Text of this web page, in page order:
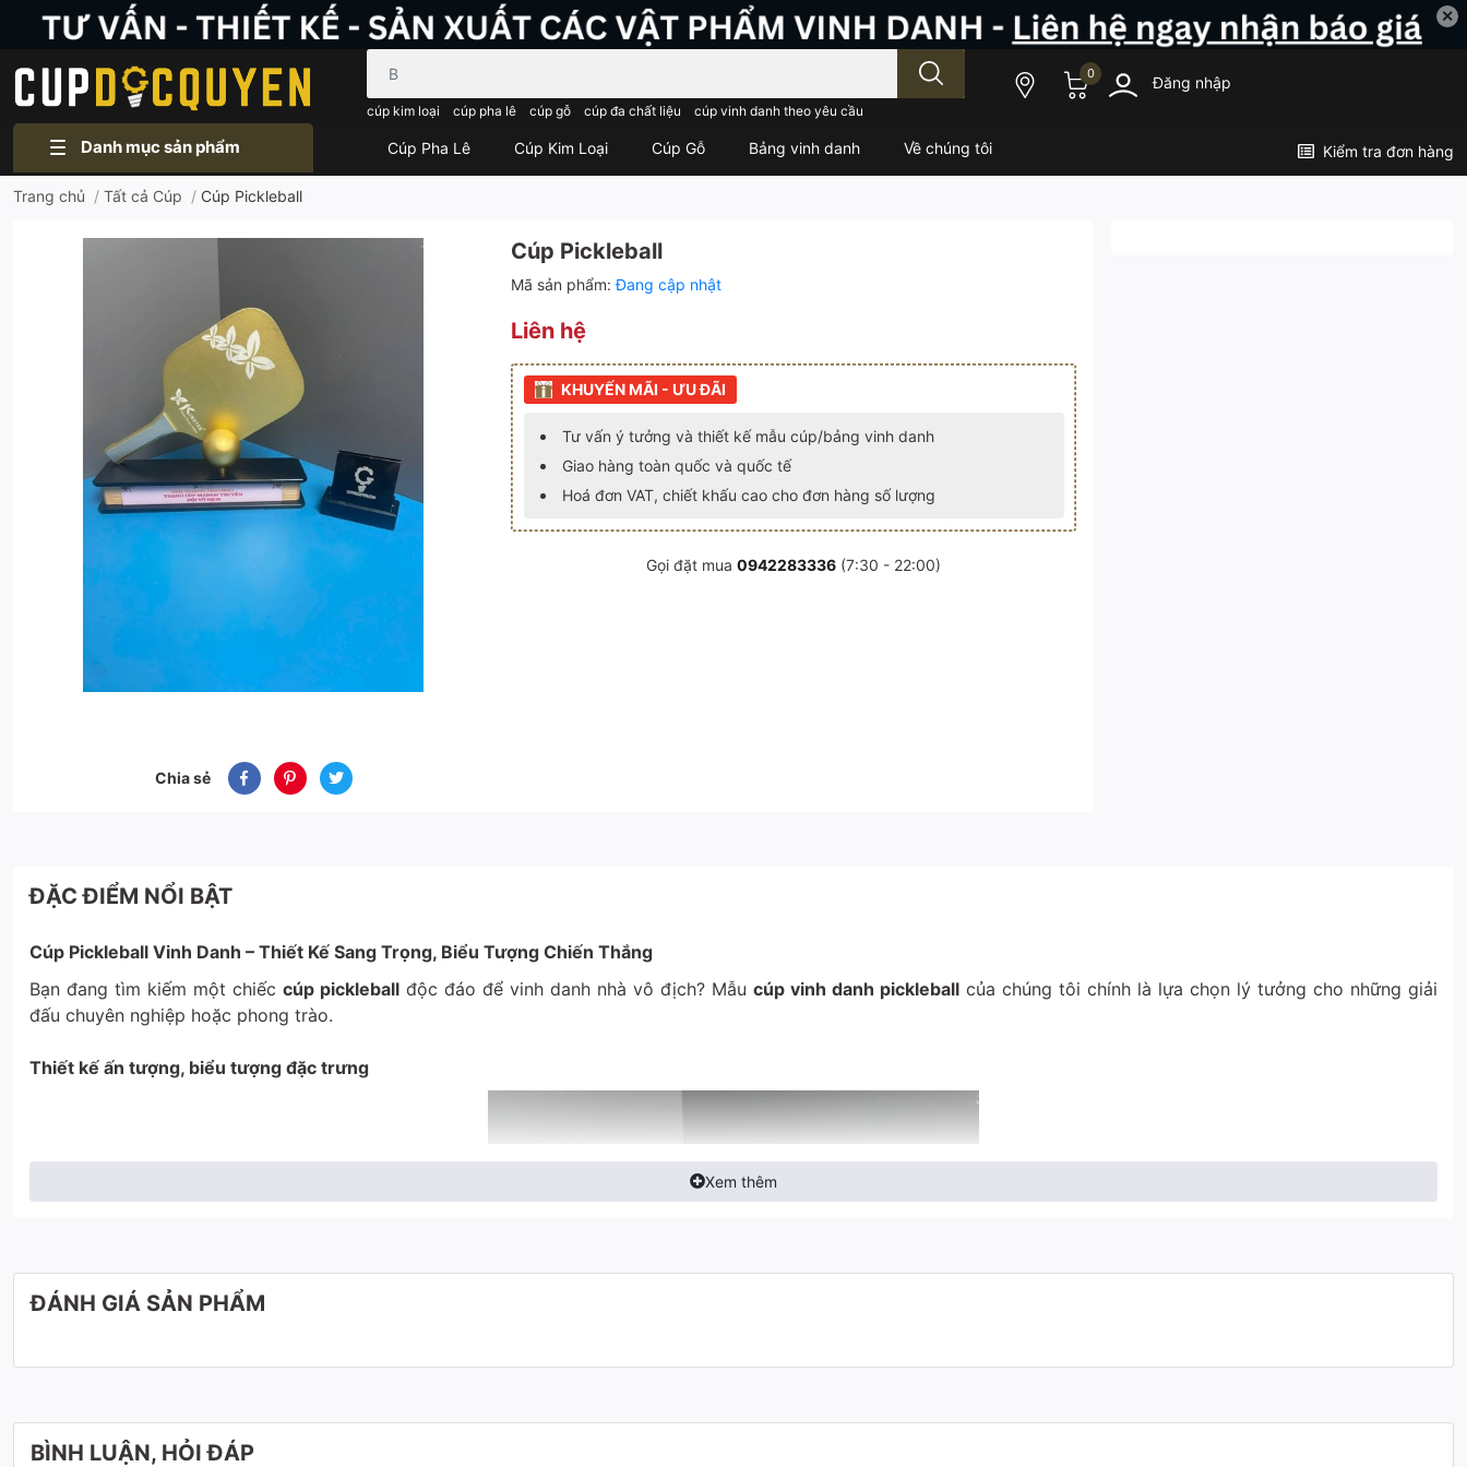
✕
cúp kim loại cúp pha lê cúp gỗ cúp đa chất liệu cúp vinh danh theo yêu cầu
0 Đăng nhập
Danh mục sản phẩm Cúp Pha Lê Cúp Kim Loại Cúp Gỗ Bảng vinh danh Về chúng tôi Kiểm tra đơn hàng
Trang chủ / Tất cả Cúp / Cúp Pickleball
Chia sẻ
Cúp Pickleball
Mã sản phẩm:Đang cập nhật
Liên hệ
KHUYẾN MÃI - ƯU ĐÃI
Tư vấn ý tưởng và thiết kế mẫu cúp/bảng vinh danh
Giao hàng toàn quốc và quốc tế
Hoá đơn VAT, chiết khấu cao cho đơn hàng số lượng
Gọi đặt mua 0942283336 (7:30 - 22:00)
ĐẶC ĐIỂM NỔI BẬT
Cúp Pickleball Vinh Danh – Thiết Kế Sang Trọng, Biểu Tượng Chiến Thắng
Bạn đang tìm kiếm một chiếc cúp pickleball độc đáo để vinh danh nhà vô địch? Mẫu cúp vinh danh pickleball của chúng tôi chính là lựa chọn lý tưởng cho những giải
đấu chuyên nghiệp hoặc phong trào.
Thiết kế ấn tượng, biểu tượng đặc trưng
Xem thêm
ĐÁNH GIÁ SẢN PHẨM
BÌNH LUẬN, HỎI ĐÁP